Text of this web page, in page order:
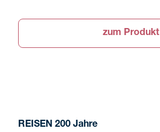
zum Produkt
REISEN 200 Jahre